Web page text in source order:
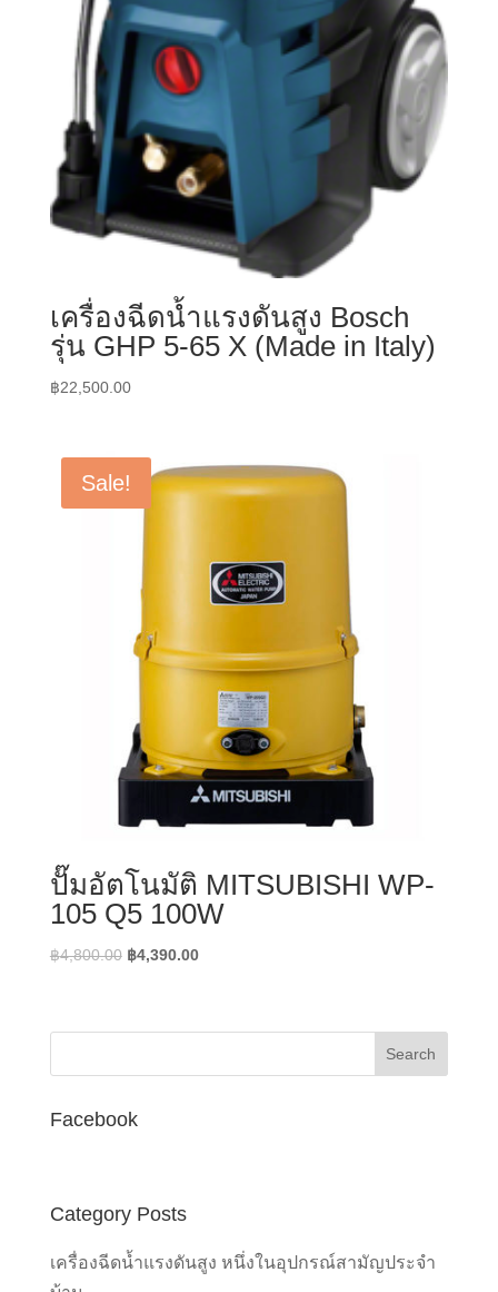
เครื่องฉีดน้ำแรงดันสูง Bosch
รุ่น GHP 5-65 X (Made in Italy)
฿22,500.00
Sale!
ปั๊มอัตโนมัติ MITSUBISHI WP-
105 Q5 100W
฿4,800.00 Original
฿4,800.00.
฿4,390.00Current
฿4,390.00.
Facebook
Category Posts
เครื่องฉีดน้ำแรงดันสูง หนึ่งในอุปกรณ์สามัญประจำ